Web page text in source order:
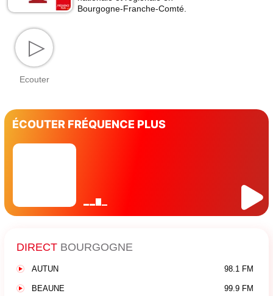
Bourgogne-Franche-Comté.
▷
Ecouter
ÉCOUTER FRÉQUENCE PLUS
DIRECT BOURGOGNE
AUTUN 98.1 FM
BEAUNE 99.9 FM